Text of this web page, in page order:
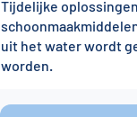
Tijdelijke
uit het water wordt
worden.